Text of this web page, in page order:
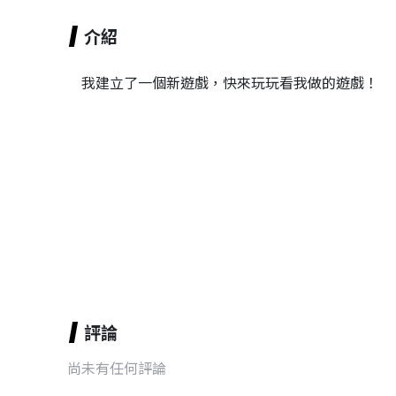
介紹
我建立了一個新遊戲，快來玩玩看我做的遊戲！
評論
尚未有任何評論